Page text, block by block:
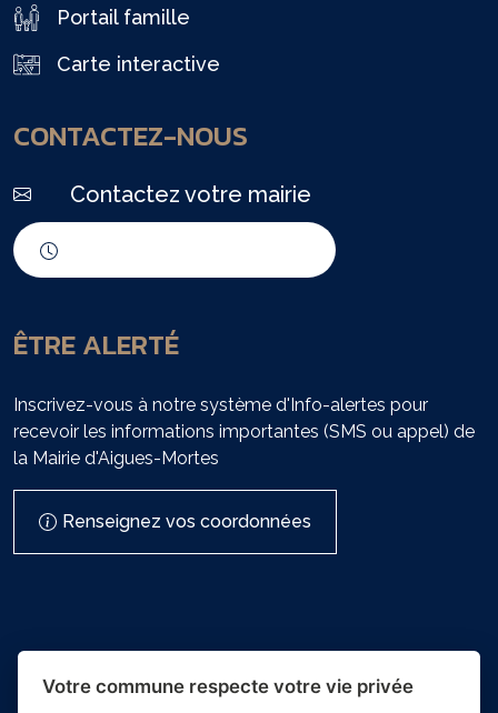
Portail famille
Carte interactive
CONTACTEZ-NOUS
Contactez votre mairie
ÊTRE ALERTÉ
Inscrivez-vous à notre système d'Info-alertes pour
recevoir les informations importantes (SMS ou appel) de
la Mairie d'Aigues-Mortes
Renseignez vos coordonnées
Votre commune respecte votre vie privée